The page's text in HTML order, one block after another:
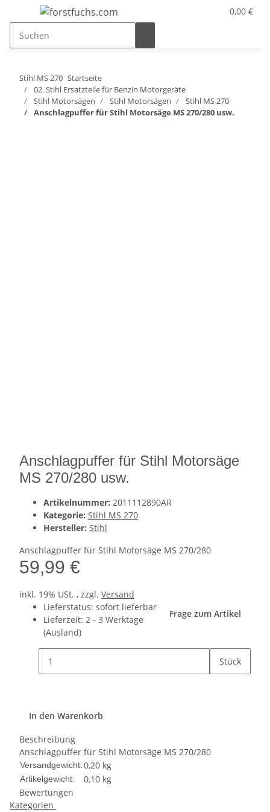
0,00 €
Stihl MS 270 Startseite
02. Stihl Ersatzteile für Benzin Motorgeräte
Stihl Motorsägen
Stihl Motorsägen
Stihl MS 270
Anschlagpuffer für Stihl Motorsäge MS 270/280 usw.
Anschlagpuffer für Stihl Motorsäge
MS 270/280 usw.
Artikelnummer: 2011112890AR
Kategorie: Stihl MS 270
Hersteller: Stihl
Anschlagpuffer für Stihl Motorsäge MS 270/280
59,99 €
inkl. 19% USt. , zzgl. Versand
Lieferstatus: sofort lieferbar
Lieferzeit: 2 - 3 Werktage
(Ausland)
Frage zum Artikel
Stück
In den Warenkorb
Beschreibung
Anschlagpuffer für Stihl Motorsäge MS 270/280
Versandgewicht:0,20 kg
Artikelgewicht: 0,10 kg
Bewertungen
Kategorien